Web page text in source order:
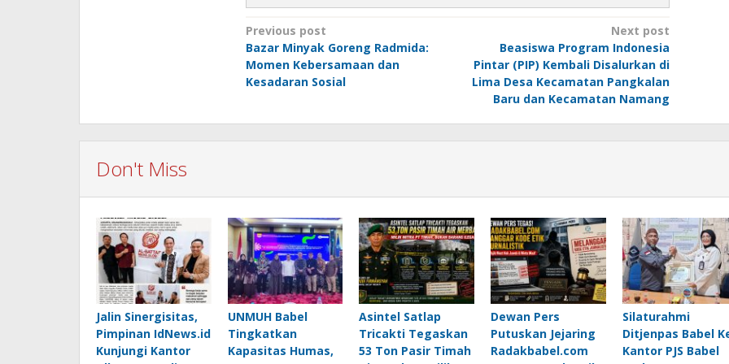
Post
navigation
Previous post
Bazar Minyak Goreng Radmida:
Momen Kebersamaan dan
Kesadaran Sosial
Next post
Beasiswa Program Indonesia
Pintar (PIP) Kembali Disalurkan di
Lima Desa Kecamatan Pangkalan
Baru dan Kecamatan Namang
Don't Miss
Jalin Sinergisitas,
Pimpinan IdNews.id
Kunjungi Kantor
UNMUH Babel
Tingkatkan
Kapasitas Humas,
Asintel Satlap
Tricakti Tegaskan
53 Ton Pasir Timah
Dewan Pers
Putuskan Jejaring
Radakbabel.com
Silaturahmi
Ditjenpas Babel
Kantor PJS Babel